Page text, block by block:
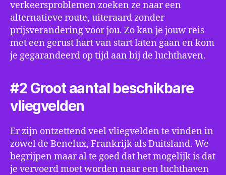
verkeersproblemen zoeken ze naar een
alternatieve route, uiteraard zonder
prijsverandering voor jou. Zo kan je jouw reis
met een gerust hart van start laten gaan en kom
je gegarandeerd op tijd aan bij de luchthaven.
#2 Groot aantal beschikbare
vliegvelden
Er zijn ontzettend veel vliegvelden te vinden in
zowel de Benelux, Frankrijk als Duitsland. We
begrijpen maar al te goed dat het mogelijk is dat
je vervoerd moet worden naar een luchthaven